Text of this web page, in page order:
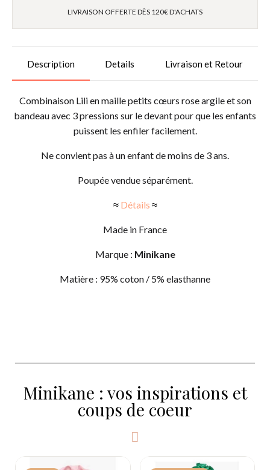
LIVRAISON OFFERTE DÈS 120€ D'ACHATS
Description Details Livraison et Retour
Combinaison Lilien maille petits cœurs rose argile et son
bandeauavec 3 pressions sur le devant pour que les enfants
puissent les enfiler facilement.
Ne convient pas à un enfant de moins de 3 ans.
Poupée vendue séparément.
≈ Détails ≈
Made in France
​Marque : Minikane
Matière : 95% coton / 5% elasthanne
Minikane : vos inspirations et
coups de coeur